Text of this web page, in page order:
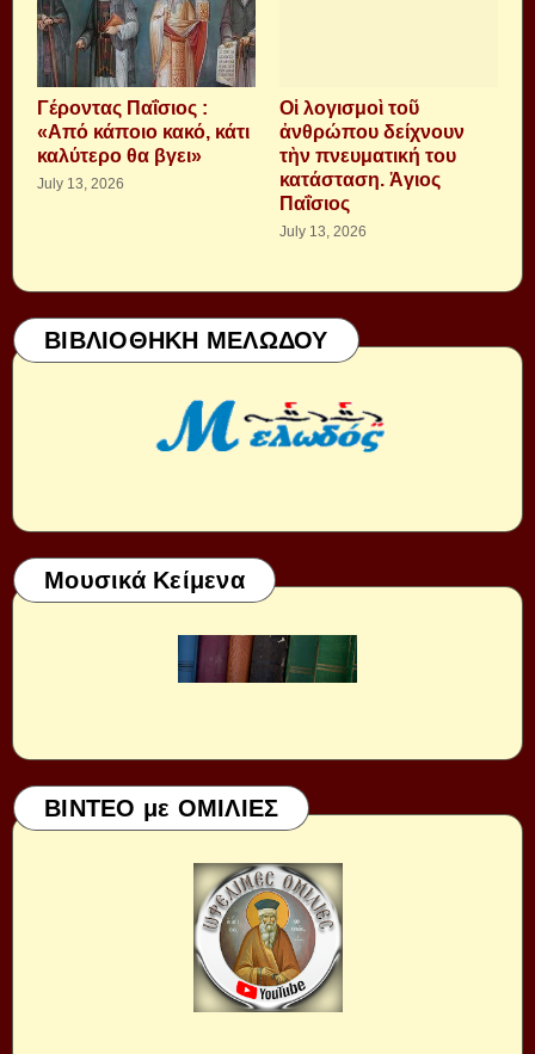
Γέροντας Παΐσιος :
«Από κάποιο κακό, κάτι
καλύτερο θα βγει»
July 13, 2026
Οἱ λογισμοὶ τοῦ
ἀνθρώπου δείχνουν
τὴν πνευματική του
κατάσταση. Ἁγιος
Παΐσιος
July 13, 2026
ΒΙΒΛΙΟΘΗΚΗ ΜΕΛΩΔΟΥ
Μουσικά Κείμενα
ΒΙΝΤΕΟ με ΟΜΙΛΙΕΣ